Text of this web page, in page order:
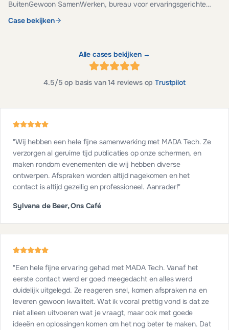
BuitenGewoon SamenWerken, bureau voor ervaringsgerichte
Case bekijken
Alle cases bekijken →
4.5/5 op basis van14 reviews op Trustpilot
"Wij hebben een hele fijne samenwerking met MADA Tech. Ze
verzorgen al geruime tijd publicaties op onze schermen, en
maken rondom evenementen die wij hebben diverse
ontwerpen. Afspraken worden altijd nagekomen en het
contact is altijd gezellig en professioneel. Aanrader!"
Sylvana de Beer, Ons Café
"Een hele fijne ervaring gehad met MADA Tech. Vanaf het
eerste contact werd er goed meegedacht en alles werd
duidelijk uitgelegd. Ze reageren snel, komen afspraken na en
leveren gewoon kwaliteit. Wat ik vooral prettig vond is dat ze
niet alleen uitvoeren wat je vraagt, maar ook met goede
ideeën en oplossingen komen om het nog beter te maken. Dat